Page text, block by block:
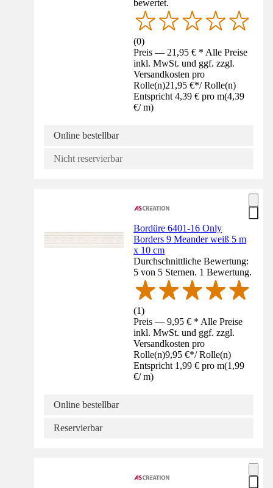
bewertet.
(0)
Preis — 21,95 € * Alle Preise
inkl. MwSt. und ggf. zzgl.
Versandkosten pro
Rolle(n)21,95 €*/ Rolle(n)
Entspricht 4,39 € pro m(4,39
€/ m)
Online bestellbar
Nicht reservierbar
Bordüre 6401-16 Only
Borders 9 Meander weiß 5 m
x 10 cm
Durchschnittliche Bewertung:
5 von 5 Sternen. 1 Bewertung.
(1)
Preis — 9,95 € * Alle Preise
inkl. MwSt. und ggf. zzgl.
Versandkosten pro
Rolle(n)9,95 €*/ Rolle(n)
Entspricht 1,99 € pro m(1,99
€/ m)
Online bestellbar
Reservierbar